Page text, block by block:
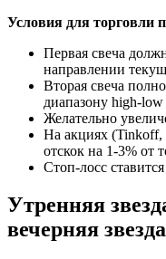
Условия для торговли
Первая свеча
направлении
Вторая свеча
диапазону high-low
Желательно
На акциях
отскок на 1-3% от
Стоп-лосс
Утренняя
вечерняя